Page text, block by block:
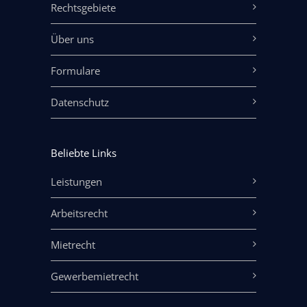
Rechtsgebiete
Über uns
Formulare
Datenschutz
Beliebte Links
Leistungen
Arbeitsrecht
Mietrecht
Gewerbemietrecht